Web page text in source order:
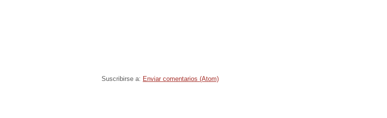
Suscribirse a: Enviar comentarios (Atom)